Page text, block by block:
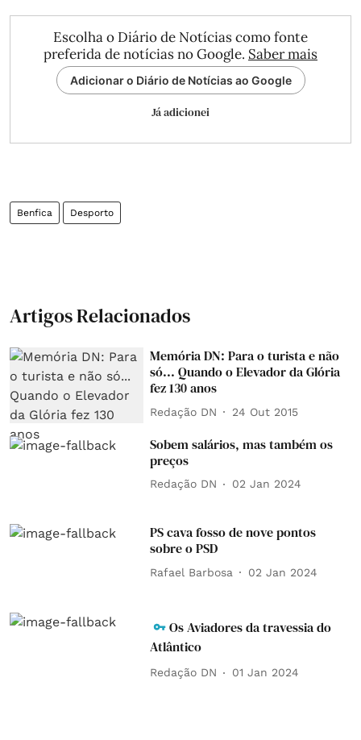
Escolha o Diário de Notícias como fonte
preferida de notícias no Google. Saber mais
Adicionar o Diário de Notícias ao Google
Já adicionei
Benfica Desporto
Artigos Relacionados
Memória DN: Para o turista e não
só... Quando o Elevador da Glória
fez 130 anos
Redação DN 24 Out 2015
Sobem salários, mas também os
preços
Redação DN 02 Jan 2024
PS cava fosso de nove pontos
sobre o PSD
Rafael Barbosa 02 Jan 2024
Os Aviadores da travessia do
Atlântico
Redação DN 01 Jan 2024